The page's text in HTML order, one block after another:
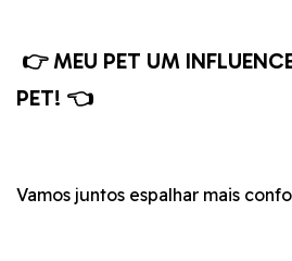
👉 MEU PET UM
PET! 👈
Vamos juntos espalhar mais